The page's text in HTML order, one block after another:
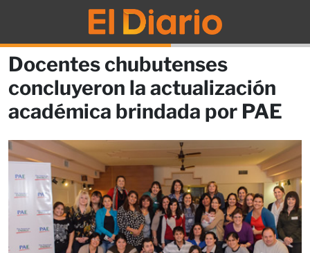
Docentes chubutenses
concluyeron la actualización
académica brindada por PAE